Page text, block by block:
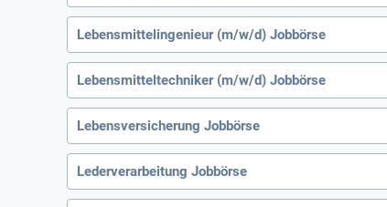
Lebensmittelingenieur (m/w/d) Jobbörse
Lebensmitteltechniker (m/w/d) Jobbörse
Lebensversicherung Jobbörse
Lederverarbeitung Jobbörse